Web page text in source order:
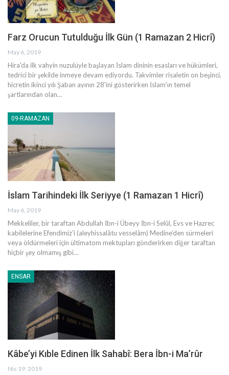
Farz Orucun Tutulduğu İlk Gün (1 Ramazan 2 Hicrî)
May 6, 2019
Hira'da ilk vahyin nuzulüyle başlayan İslam dininin esasları ve hükümleri,
tedrici bir şekilde inmeye devam ediyordu. Takvimler risaletin on beşinci,
hicretin ikinci yılı Şaban ayının 28'ini gösterirken İslam'ın temel
şartlarından olan…
09-RAMAZAN
İslam Tarihindeki İlk Seriyye (1 Ramazan 1 Hicrî)
May 6, 2019
Mekkeliler, bir taraftan Abdullah İbn-i Übeyy İbn-i Selûl, Evs ve Hazrec
kabilelerine Efendimiz’i (aleyhissalâtu vesselâm) Medine’den sürmeleri
veya öldürmeleri için ültimatom mektupları gönderirken diğer taraftan
hiçbir şey olmamış gibi…
ENSAR
Kâbe’yi Kıble Edinen İlk Sahabî: Bera İbn-i Ma’rûr
Nis 19, 2019